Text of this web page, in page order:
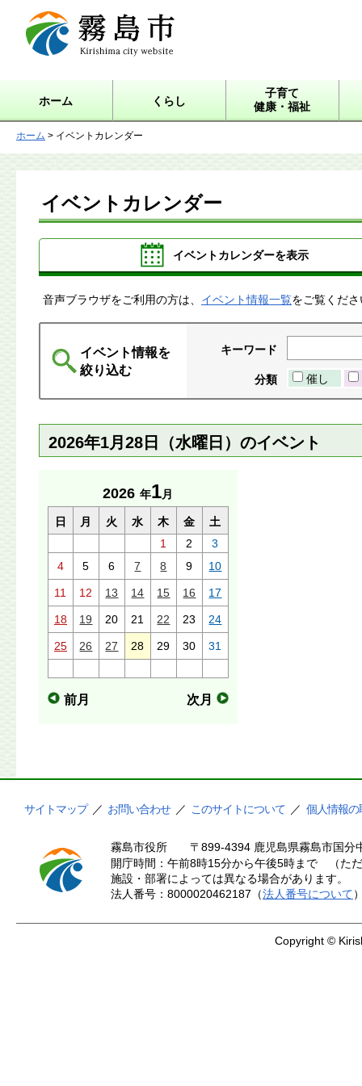
霧島市 Kirishima city
website
ホーム くらし
子育て
健康・福祉
ホーム > イベントカレンダー
イベントカレンダー
イベントカレンダーを表示
音声ブラウザをご利用の方は、 イベント情報一覧をご覧くだ
イベント情報を
絞り込む
キーワード
分類 催し
2026年1月28日（水曜日）のイベント
2026 年1月
日 月 火 水 木 金
土
1
2
3
4
5 6 7 8 9 10
11 12 13 14 15 16 17
18 19 20 21 22 23 24
25 26 27 28 29 30 31
前月 次月
サイトマップ ／ お問い合わせ ／ このサイトについて ／ 個人情報の
霧島市役所
〒899-4394 鹿児島県霧島市国
開庁時間：午前8時15分から午後5時まで （た
施設・部署によっては異なる場合があります。
法人番号：8000020462187（法人番号について
Copyright ©